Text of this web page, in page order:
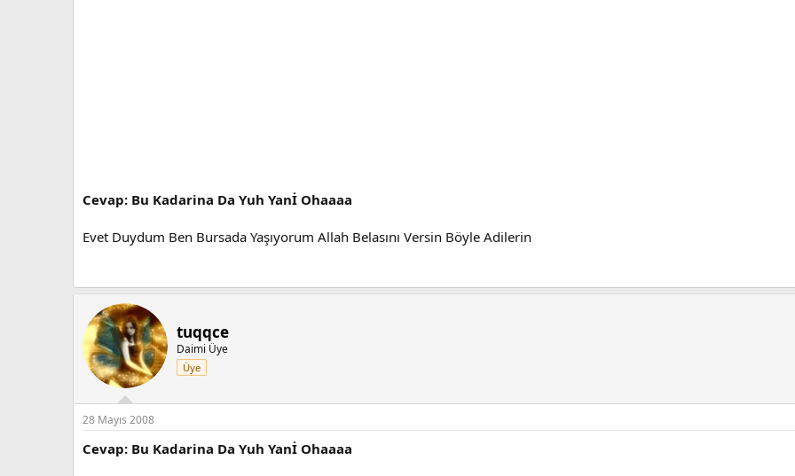
Cevap: Bu Kadarina Da Yuh Yanİ Ohaaaa
Evet Duydum Ben Bursada Yaşıyorum Allah Belasını Versin Böyle Adilerin
tuqqce
Daimi Üye
Üye
28 Mayıs 2008
Cevap: Bu Kadarina Da Yuh Yanİ Ohaaaa